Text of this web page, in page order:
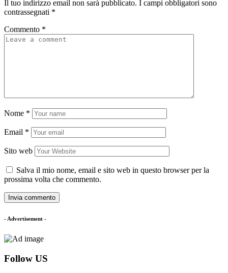
Il tuo indirizzo email non sarà pubblicato. I campi obbligatori sono
contrassegnati *
Commento *
Nome *
Email *
Sito web
Salva il mio nome, email e sito web in questo browser per la
prossima volta che commento.
- Advertisement -
Follow US